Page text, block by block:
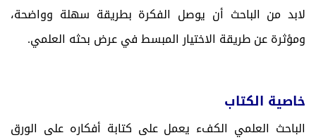
لابد من الباحث أن يوصل الفكرة بطريقة سهلة وواضحة،
ومؤثرة عن طريقة الاختيار المبسط في عرض بحثه العلمي.
خاصية الكتاب
الباحث العلمي الكفء يعمل على كتابة أفكاره على الورق